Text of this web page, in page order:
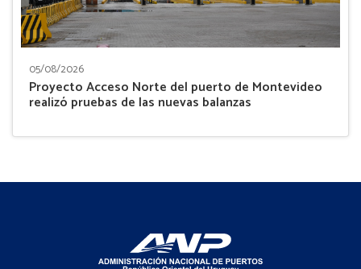
05/08/2026
Proyecto Acceso Norte del puerto de Montevideo
realizó pruebas de las nuevas balanzas